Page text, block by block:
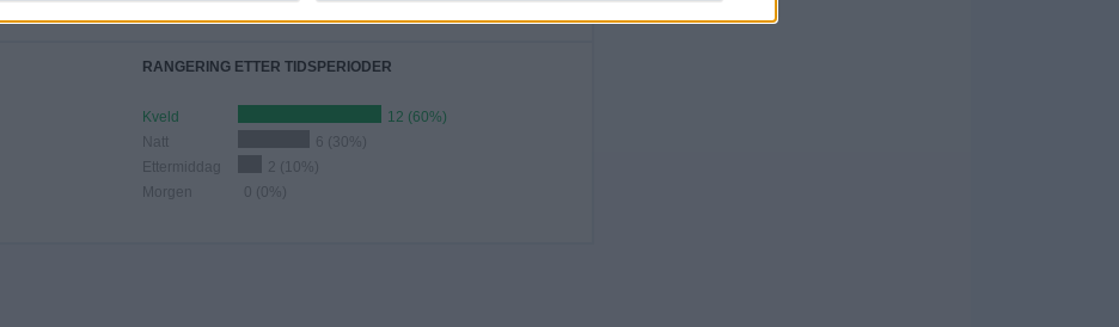
RANGERING ETTER TIDSPERIODER
Kveld
12 (60%)
Natt
6 (30%)
Ettermiddag
2 (10%)
Morgen
0 (0%)